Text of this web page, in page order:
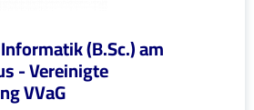
(B.Sc.) am
- Vereinigte
VVaG